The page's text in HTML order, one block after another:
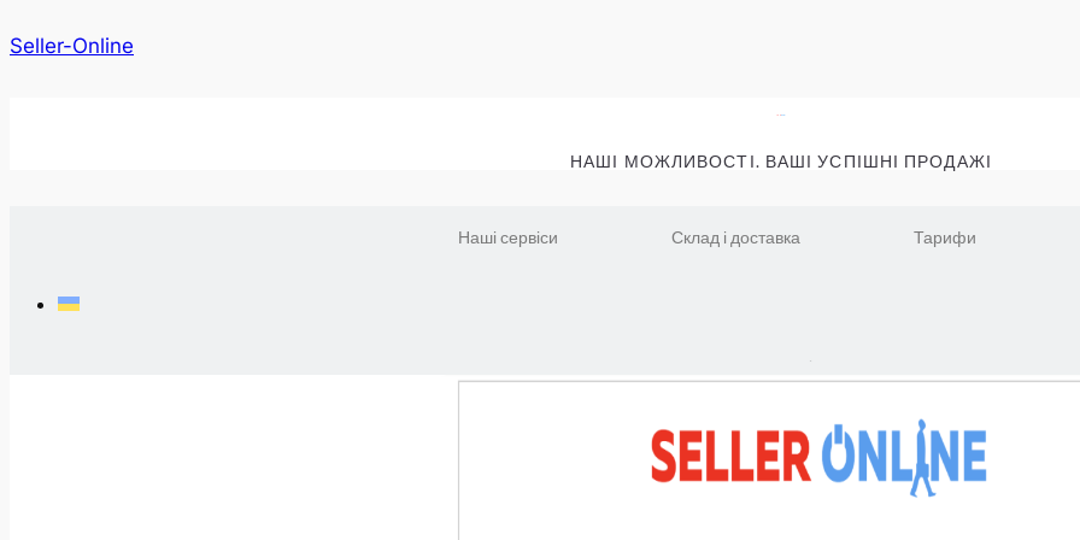
Seller-Online
НАШІ МОЖЛИВОСТІ. ВАШІ УСПІШНІ ПРОДАЖІ
Наші сервіси Склад і доставка Тарифи